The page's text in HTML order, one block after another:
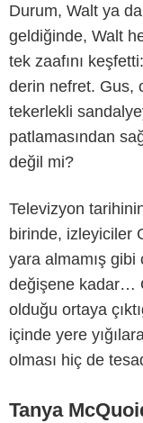
Durum, Walt ya
geldiğinde, Walt
tek zaafını
derin nefret. Gus,
tekerlekli
patlamasından
değil mi?
Televizyon
birinde, izleyiciler
yara almamış gibi
değişene kadar…
olduğu ortaya
içinde yere
olması hiç de
Tanya